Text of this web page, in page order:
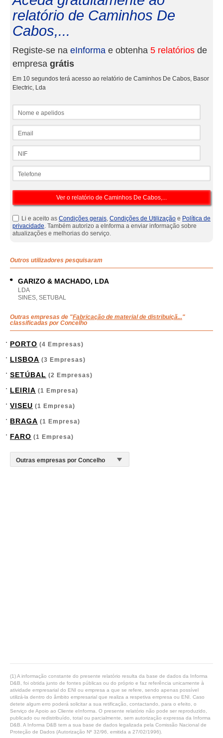
relatório de Caminhos De
Cabos,...
Registe-se na eInforma e obtenha 5 relatórios de
empresa grátis
Em 10 segundos terá acesso ao relatório de Caminhos De Cabos, Basor
Electric, Lda
Li e aceito as Condições gerais, Condições de Utilização e Política de
privacidade. Também autorizo a eInforma a enviar informação sobre
atualizações e melhorias do serviço.
Outros utilizadores pesquisaram
GARIZO & MACHADO, LDA
LDA
SINES, SETUBAL
Outras empresas de "Fabricação de material de distribuiçã..."
classificadas por Concelho
PORTO (4 Empresas)
LISBOA (3 Empresas)
SETÚBAL (2 Empresas)
LEIRIA (1 Empresa)
VISEU (1 Empresa)
BRAGA (1 Empresa)
FARO (1 Empresa)
(1) A informação constante do presente relatório resulta da base de dados da Informa
D&B, foi obtida junto de fontes públicas ou do próprio e faz referência unicamente à
atividade empresarial do ENI ou empresa a que se refere, sendo apenas possível
utilizá-la dentro do âmbito empresarial que realiza a respetiva empresa ou ENI. Caso
detete algum erro poderá solicitar a sua retificação, contactando, para o efeito, o
Serviço de Apoio ao Cliente eInforma. O presente relatório não pode ser reproduzido,
publicado ou redistribuído, total ou parcialmente, sem autorização expressa da Informa
D&B. A Informa D&B tem a sua base de dados legalizada pela Comissão Nacional de
Proteção de Dados (Autorização Nº 32/96, emitida a 27/02/1996).